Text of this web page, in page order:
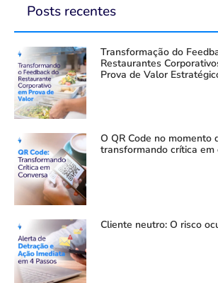
Posts recentes
Transformação do
Restaurantes
Prova de Valor
O QR Code no momento
transformando crítica em
Cliente neutro: O risco